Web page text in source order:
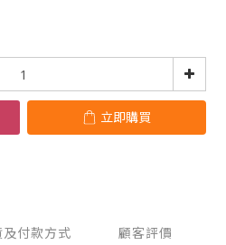
立即購買
及付款方式 顧客評價